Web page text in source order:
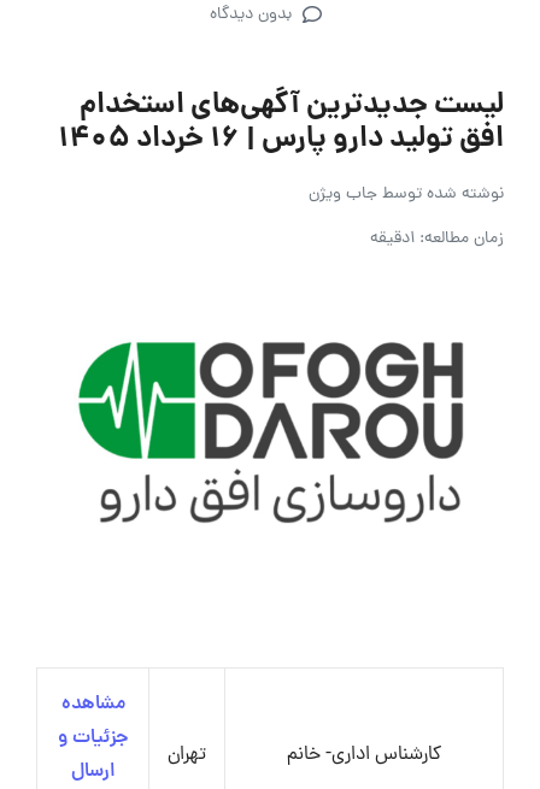
بدون دیدگاه
لیست جدیدترین آگهی‌های استخدام
افق تولید دارو پارس | ۱۶ خرداد ۱۴۰۵
نوشته شده توسطجاب ویژن
زمان مطالعه: 1دقیقه
کارشناس اداری- خانم تهران
مشاهده
جزئیات و
ارسال